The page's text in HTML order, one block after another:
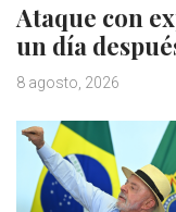
Ataque con
un día
8 agosto, 2026